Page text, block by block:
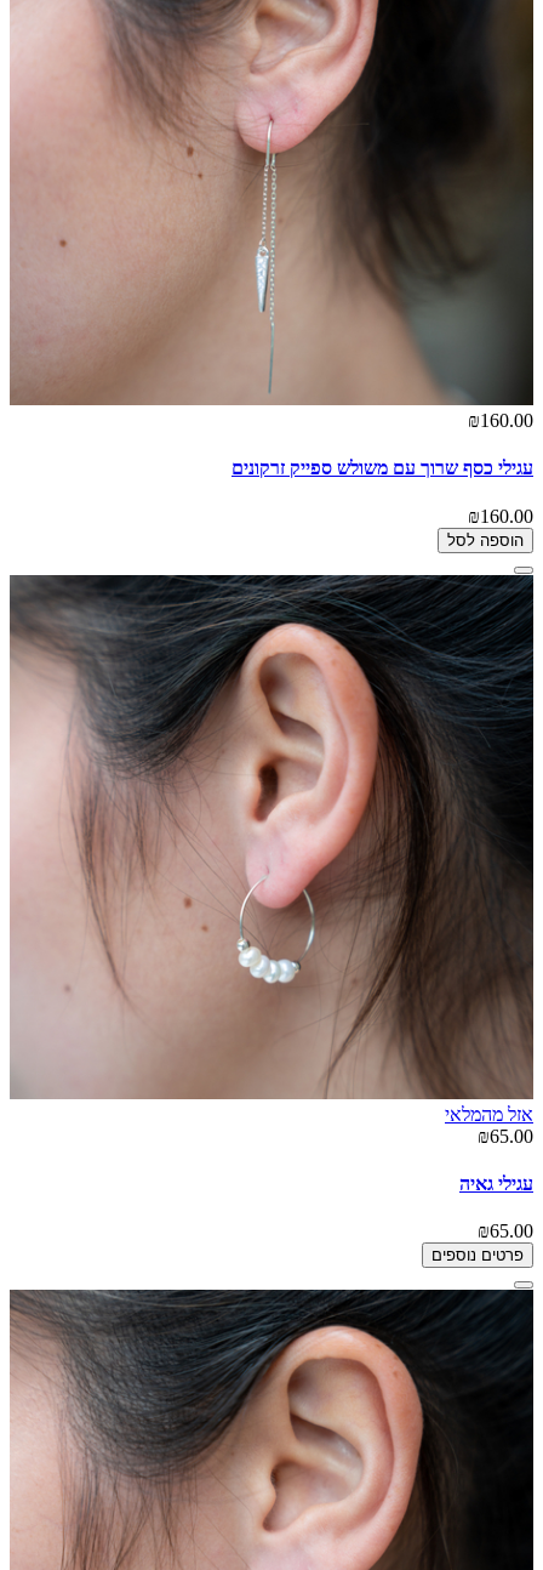
₪160.00
עגילי כסף שרוך עם משולש ספייק זרקונים
₪160.00
הוספה לסל
אזל מהמלאי
₪65.00
עגילי גאיה
₪65.00
פרטים נוספים